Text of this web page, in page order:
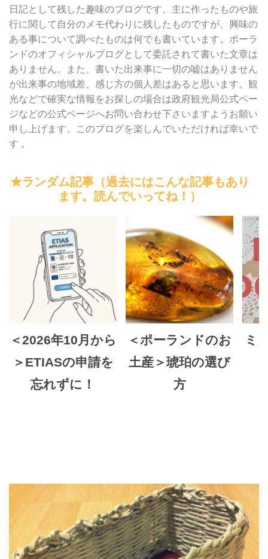
日記として残した趣味のブログです。主に作ったものや旅
行に関して自分のメモ代わりに残したものですが、興味の
ある事について調べたものは何でも書いています。ポーラ
ンドのオフィシャルブログとして委託されて書いた文章は
ありません。また、書いた出来事に一切の嘘はありません
が出来事の地域差、感じ方の個人差はあると思います。観
光などで確実な情報をお探しの場合は政府観光局公式ペー
ジなどの公式ページへお問い合わせ下さいますようお願い
申し上げます。このブログを楽しんでいただければ幸いで
す 。
★ランダム記事（過去にはこんな記事もあり
ます。読んでいってね！）
＜2026年10月から
＞ETIASの申請を
忘れずに！
＜ポーランドのお
土産＞琥珀の選び
方
ミ